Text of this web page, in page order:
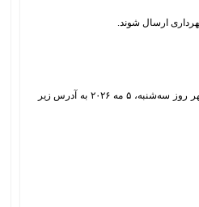
ارسال شوند.
تمام آثار ارسالی باید حداکثر تا ساعت ۵ بعد از ظهر روز سه‌شنبه، ۵ مه ۲۰۲۶ به آدرس زیر